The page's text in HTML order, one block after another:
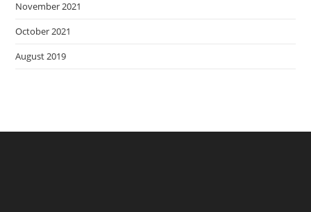
November 2021
October 2021
August 2019